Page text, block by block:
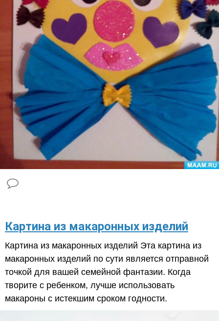
Картина из макаронных изделий
Картина из макаронных изделий Эта картина из
макаронных изделий по сути является отправной
точкой для вашей семейной фантазии. Когда
творите с ребенком, лучше использовать
макароны с истекшим сроком годности.